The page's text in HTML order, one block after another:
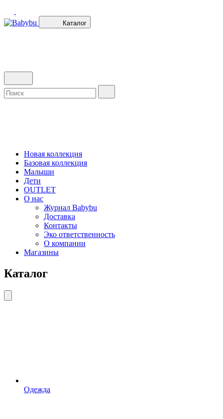
Каталог
Новая коллекция
Базовая коллекция
Малыши
Дети
OUTLET
О нас
Журнал Babybu
Доставка
Контакты
Эко ответственность
О компании
Магазины
Каталог
Одежда